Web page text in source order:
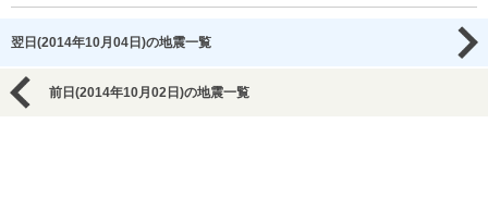
翌日(2014年10月04日)の地震一覧
前日(2014年10月02日)の地震一覧